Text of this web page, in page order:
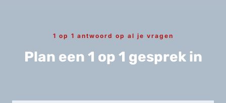
1 op 1 antwoord op al je vragen
Plan een 1 op 1 gesprek in